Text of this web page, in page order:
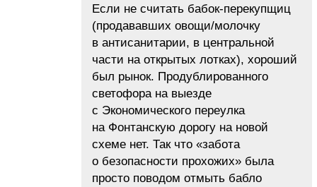
Если не считать бабок-перекупщиц
(продававших овощи/молочку
в антисанитарии, в центральной
части на открытых лотках), хороший
был рынок. Продублированного
светофора на выезде
с Экономического переулка
на Фонтанскую дорогу на новой
схеме нет. Так что «забота
о безопасности прохожих» была
просто поводом отмыть бабло